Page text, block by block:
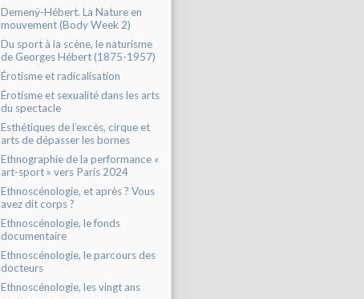
Demenÿ-Hébert. La Nature en
mouvement (Body Week 2)
Du sport à la scène, le naturisme
de Georges Hébert (1875-1957)
Érotisme et radicalisation
Érotisme et sexualité dans les arts
du spectacle
Esthétiques de l’excès, cirque et
arts de dépasser les bornes
Ethnographie de la performance «
art-sport » vers Paris 2024
Ethnoscénologie, et après ? Vous
avez dit corps ?
Ethnoscénologie, le fonds
documentaire
Ethnoscénologie, le parcours des
docteurs
Ethnoscénologie, les vingt ans